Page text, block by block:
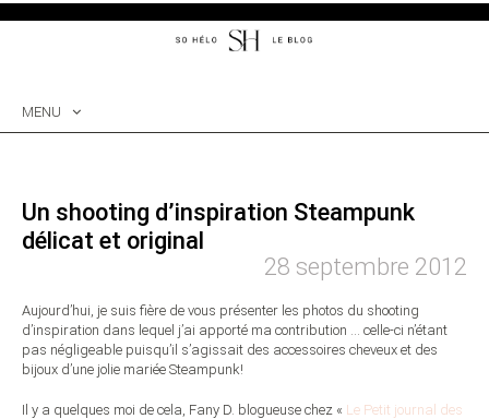
MENU
Un shooting d’inspiration Steampunk
délicat et original
28 septembre 2012
Aujourd’hui, je suis fière de vous présenter les photos du shooting
d’inspiration dans lequel j’ai apporté ma contribution … celle-ci n’étant
pas négligeable puisqu’il s’agissait des accessoires cheveux et des
bijoux d’une jolie mariée Steampunk!
Il y a quelques moi de cela, Fany D. blogueuse chez « Le Petit journal des